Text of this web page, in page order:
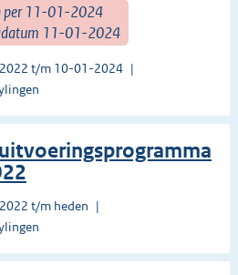
per 11-01-2024
11-01-2024
t/m 10-01-2024
t/m heden